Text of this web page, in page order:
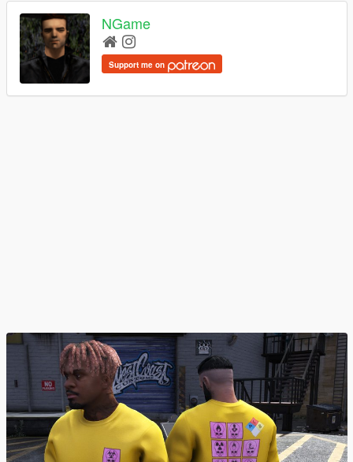
NGame
Support me on